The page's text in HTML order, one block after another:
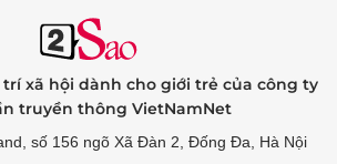
xã hội dành cho giới trẻ của công ty
truyền thông VietNamNet
số 156 ngõ Xã Đàn 2, Đống Đa, Hà Nội